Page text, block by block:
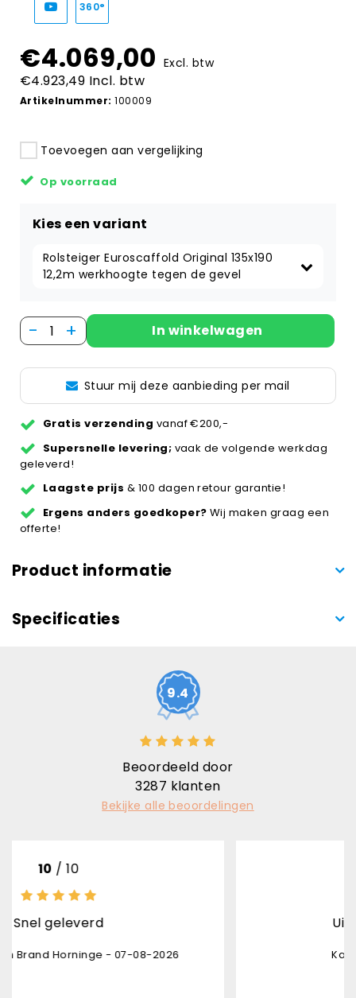
360°
€4.069,00 Excl. btw
€4.923,49 Incl. btw
Artikelnummer: 100009
Toevoegen aan vergelijking
Op voorraad
Kies een variant
Rolsteiger Euroscaffold Original 135x190
12,2m werkhoogte tegen de gevel
- + In winkelwagen
Stuur mij deze aanbieding per mail
Gratis verzending vanaf €200,-
Supersnelle levering; vaak de volgende werkdag
geleverd!
Laagste prijs & 100 dagen retour garantie!
Ergens anders goedkoper? Wij maken graag een
offerte!
Product informatie
Specificaties
9.4
Beoordeeld door
3287 klanten
Bekijke alle beoordelingen
07-08-2026
Uitstekende
Karl Bruninx - 05-08-